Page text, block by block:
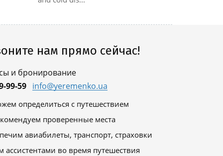
нам прямо сейчас!
и бронирование
99-59 info@yeremenko.ua
определиться с путешествием
проверенные места
авиабилеты, транспорт, страховки
ассистентами во время путешествия